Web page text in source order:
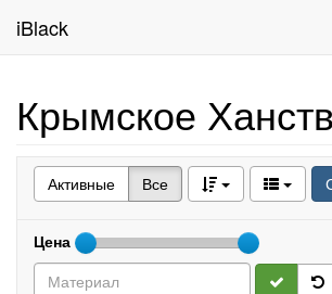
iBlack
Крымское
Активные Все
Цена